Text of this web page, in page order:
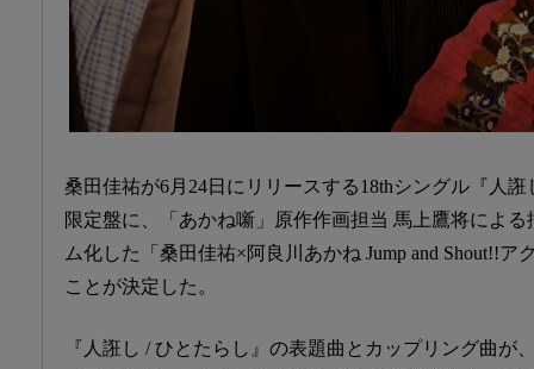
桑田佳祐が6月24日にリリースする18thシングル『人
限定盤に、「あかね噺」原作作画担当 馬上鷹将によ
ム化した「桑田佳祐×阿良川あかね Jump and Shout!!
ことが決定した。
『人誑し / ひとたらし』の表題曲とカップリング曲が